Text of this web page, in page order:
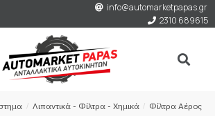
info@automarketpapas.gr
2310 689615
/ Λιπαντικά - Φίλτρα - Χημικά / Φίλτρα Αέρος